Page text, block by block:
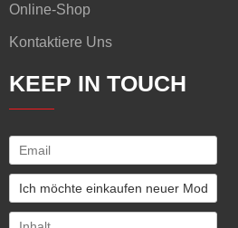
Online-Shop
Kontaktiere Uns
KEEP IN TOUCH